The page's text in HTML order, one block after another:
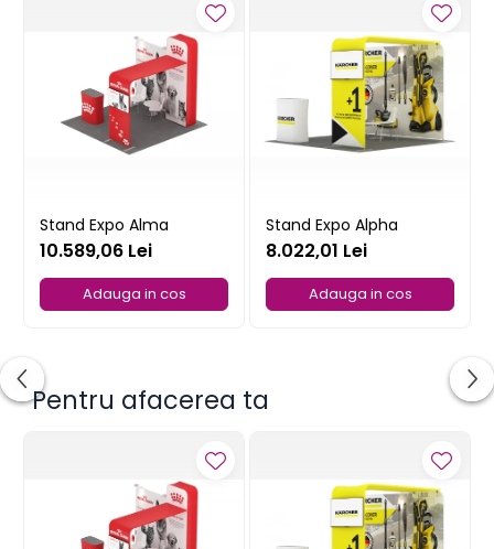
Stand Expo Alma
10.589,06 Lei
Adauga in cos
Stand Expo Alpha
8.022,01 Lei
Adauga in cos
Pentru afacerea ta